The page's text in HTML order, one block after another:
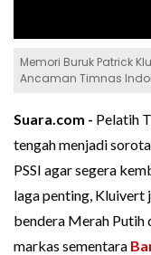
Memori Buruk Patrick
Ancaman Timnas
Suara.com - Pelatih
tengah menjadi
PSSI agar segera
laga penting,
bendera Merah Putih
markas sementara